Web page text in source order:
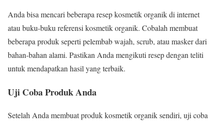
Anda bisa mencari beberapa resep kosmetik organik di internet
atau buku-buku referensi kosmetik organik. Cobalah membuat
beberapa produk seperti pelembab wajah, scrub, atau masker dari
bahan-bahan alami. Pastikan Anda mengikuti resep dengan teliti
untuk mendapatkan hasil yang terbaik.
Uji Coba Produk Anda
Setelah Anda membuat produk kosmetik organik sendiri, uji coba